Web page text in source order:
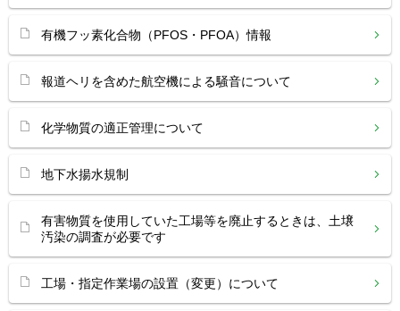
有機フッ素化合物（PFOS・PFOA）情報
報道ヘリを含めた航空機による騒音について
化学物質の適正管理について
地下水揚水規制
有害物質を使用していた工場等を廃止するときは、土壌
汚染の調査が必要です
工場・指定作業場の設置（変更）について